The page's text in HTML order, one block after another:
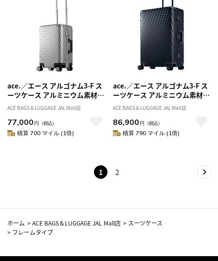
ace.／エース アルゴナム3-F ス
ーツケース アルミニウム素材
フレームタイプ 33リットル 機
内持ち込み対応 05501
ACE BAGS＆LUGGAGE JAL Mall店
77,000 円 （税込）
積算 700 マイル (1倍)
ace.／エース アルゴナム3-F ス
ーツケース アルミニウム素材
フレームタイプ 73リットル
05502
ACE BAGS＆LUGGAGE JAL Mall店
86,900 円 （税込）
積算 790 マイル (1倍)
1 2
ホーム >ACE BAGS＆LUGGAGE JAL Mall店 > スーツケース
> フレームタイプ